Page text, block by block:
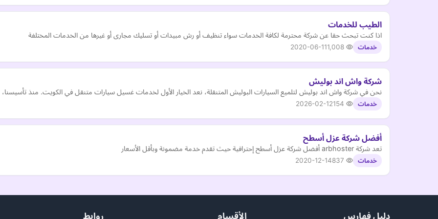
الطيب للخدمات
اذا كنت تبحث حقا عن شركة محترمة لكافة الخدمات سواء تنظيف أو رش مبيدات أو تسليك مجارى أو غيرها من الخدمات المختلفة
خدمات 2020-06-11
شركة واش اند بوليش
نحن في شركة واش اند بوليش لتلميع السيارات البوليش المتنقلة، نعد الخيار الأول لخدمات غسيل سيارات متنقل في الكويت. منذ تأسيسنا،
خدمات 2026-02-12
أفضل شركة عزل أسطح
تعد شركة arbhoster أفضل شركة عزل أسطح إحترافية حيث تقدم خدمة مضمونة وبأقل الأسعار
خدمات 2020-12-14
دليل فهارس الأقسام روابط